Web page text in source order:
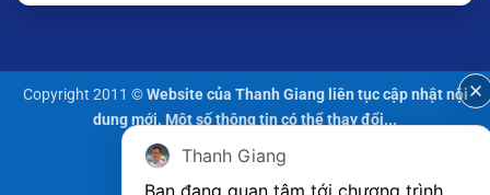
Copyright 2011 ©Website của Thanh Giang liên tục cập nhật nội
dung mới. Một số thông tin có thể thay đổi...
Thanh Giang
Bạn đang quan tâm tới chương trình